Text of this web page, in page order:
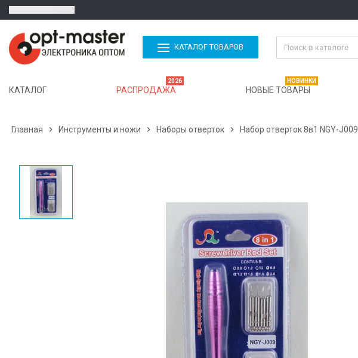
КАТАЛОГ ТОВАРОВ
КАТАЛОГ РАСПРОДАЖА
2026
НОВЫЕ ТОВАРЫ
НОВИНКИ
Главная  Инструменты и ножи  Наборы отверток  Набор отверток 8в1 NGY-J009